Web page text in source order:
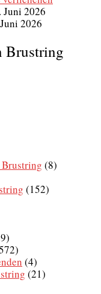
Juni 2026
2026
Brustring
Brustring (8)
(152)
(4)
(21)